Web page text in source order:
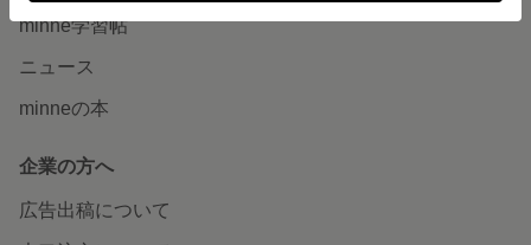
minne学習帖
ニュース
minneの本
企業の方へ
広告出稿について